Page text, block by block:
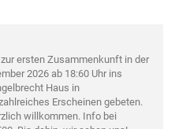
ersten Zusammenkunft in der
2026 ab 18:60 Uhr ins
Haus in
Erscheinen gebeten.
willkommen. Info bei